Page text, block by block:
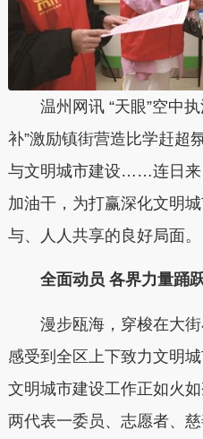
温州网讯 “天眼”空中执
补”激励镇街营造比学赶超
与文明城市建设……连日来
加油干，为打赢深化文明
与、人人共享的良好局面。
全面动员 各界力量踊
漫步瓯海，穿梭在大街
感受到全区上下致力文明
文明城市建设工作正如火
两代表一委员、志愿者、